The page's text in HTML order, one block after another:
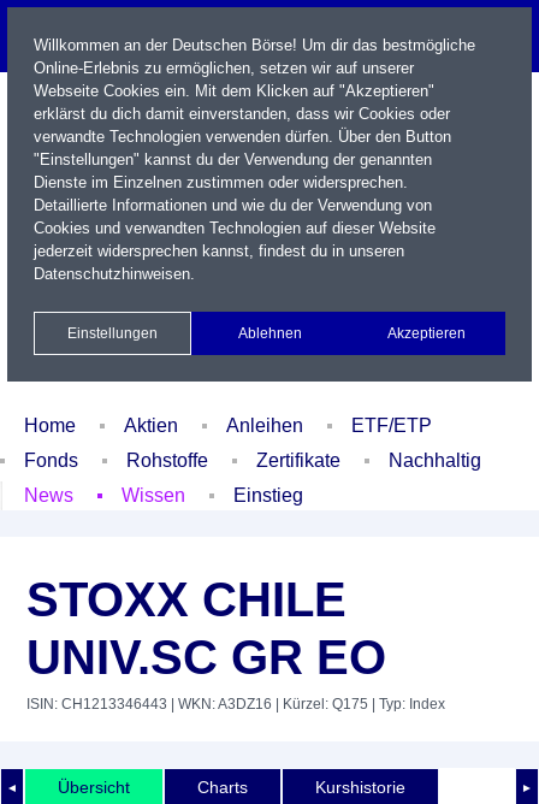
Name / WKN / ISIN / Kürzel
Xetra Realtime
Watchlist Portfolio Login
Home Aktien Anleihen
ETF/ETP
Fonds
Rohstoffe Zertifikate
Nachhaltig
News
Wissen Einstieg
STOXX CHILE
UNIV.SC GR EO
ISIN: CH1213346443 | WKN: A3DZ16 | Kürzel: Q175 | Typ: Index
◄ ►
Übersicht Charts Kurshistorie
Willkommen an der Deutschen Börse! Um dir das bestmögliche
Online-Erlebnis zu ermöglichen, setzen wir auf unserer
Webseite Cookies ein. Mit dem Klicken auf "Akzeptieren"
erklärst du dich damit einverstanden, dass wir Cookies oder
verwandte Technologien verwenden dürfen. Über den Button
"Einstellungen" kannst du der Verwendung der genannten
Dienste im Einzelnen zustimmen oder widersprechen.
Detaillierte Informationen und wie du der Verwendung von
Cookies und verwandten Technologien auf dieser Website
jederzeit widersprechen kannst, findest du in unseren
Datenschutzhinweisen.
Einstellungen Ablehnen Akzeptieren